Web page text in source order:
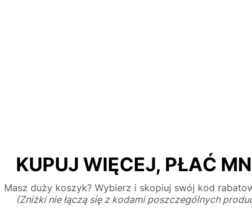
KUPUJ WIĘCEJ, PŁAĆ
Masz duży koszyk? Wybierz i skopiuj swój kod
(Zniżki nie łączą się z kodami poszczególnych